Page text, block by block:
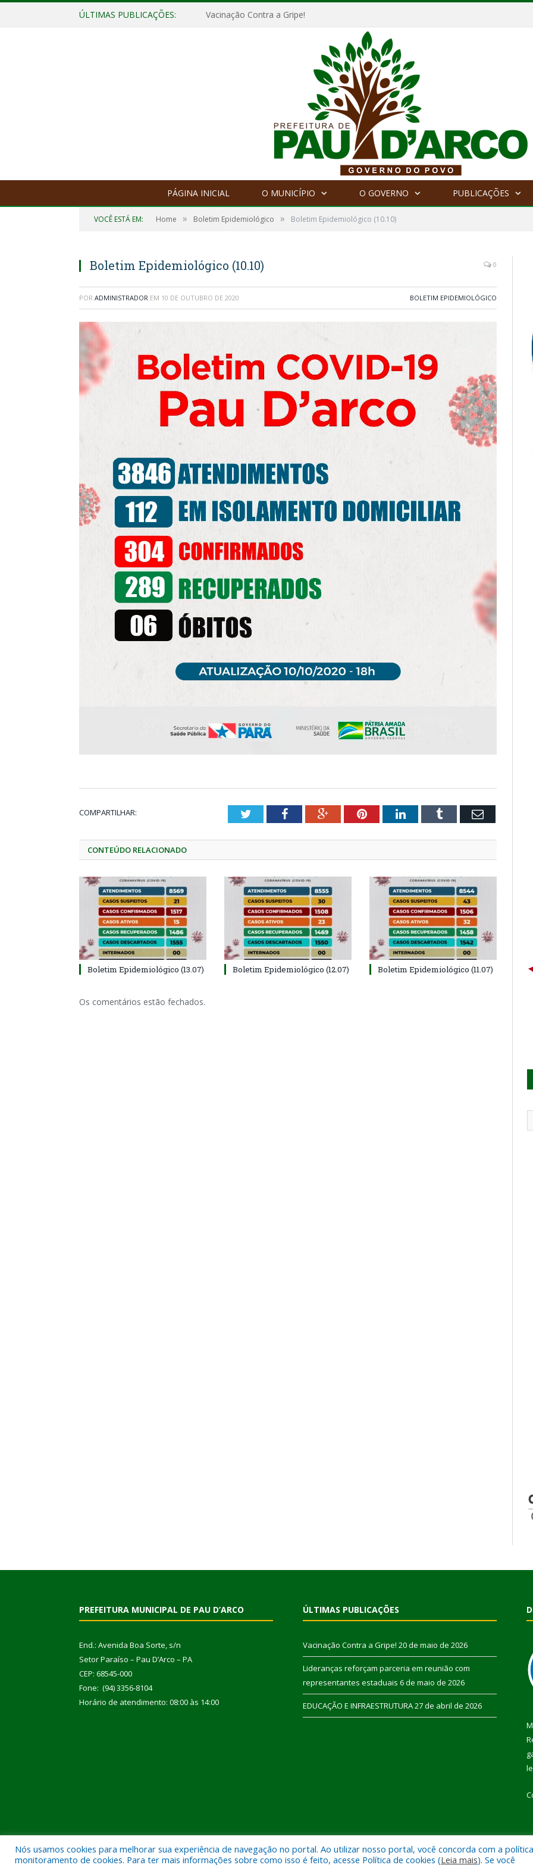
ÚLTIMAS PUBLICAÇÕES: Vacinação Contra a Gripe!
PÁGINA INICIAL O MUNICÍPIO O GOVERNO PUBLICAÇÕES
VOCÊ ESTÁ EM: Home » Boletim Epidemiológico » Boletim Epidemiológico (10.10)
Boletim Epidemiológico (10.10) 0
POR ADMINISTRADOR EM 10 DE OUTUBRO DE 2020 BOLETIM EPIDEMIOLÓGICO
COMPARTILHAR: TwitterFacebookGoogle+PinterestLinkedInTumblr Email
CONTEÚDO RELACIONADO
Boletim Epidemiológico (13.07) Boletim Epidemiológico (12.07) Boletim Epidemiológico (11.07)
Os comentários estão fechados.
PREFEITURA MUNICIPAL DE PAU D’ARCO
End.: Avenida Boa Sorte, s/n
Setor Paraíso – Pau D’Arco – PA
CEP: 68545-000
Fone: (94) 3356-8104
Horário de atendimento: 08:00 às 14:00
ÚLTIMAS PUBLICAÇÕES
Vacinação Contra a Gripe! 20 de maio de 2026
Lideranças reforçam parceria em reunião com
representantes estaduais 6 de maio de 2026
EDUCAÇÃO E INFRAESTRUTURA27 de abril de 2026
Todos os direitos reservados a Prefeitura Municipal de Pau D’Arco. Mapa do Site
Nós usamos cookies para melhorar sua experiência de navegação no portal. Ao utilizar nosso portal, você concorda com a
monitoramento de cookies. Para ter mais informações sobre como isso é feito, acesse Política de cookies (Leia mais). Se você